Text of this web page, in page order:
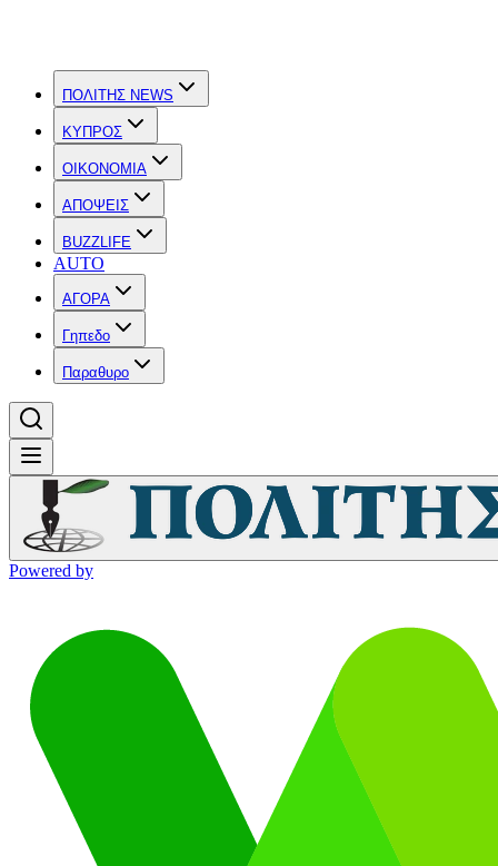
ΠΟΛΙΤΗΣ NEWS
ΚΥΠΡΟΣ
OIKONOMIA
ΑΠΟΨΕΙΣ
BUZZLIFE
AUTO
ΑΓΟΡΑ
Γηπεδο
Παραθυρο
Powered by